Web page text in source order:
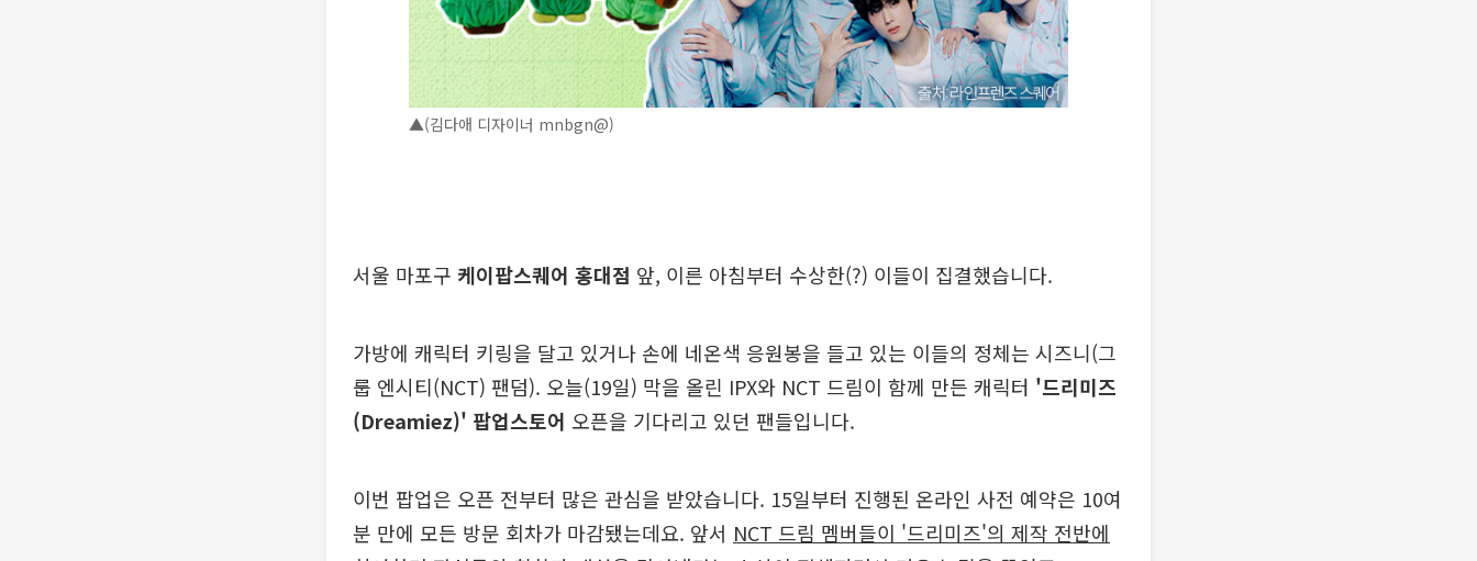
▲(김다애 디자이너 mnbgn@)
서울 마포구 케이팝스퀘어 홍대점 앞, 이른 아침부터 수상한(?) 이들이 집결했습니다.
가방에 캐릭터 키링을 달고 있거나 손에 네온색 응원봉을 들고 있는 이들의 정체는 시즈니(그
룹 엔시티(NCT) 팬덤). 오늘(19일) 막을 올린 IPX와 NCT 드림이 함께 만든 캐릭터 '드리미즈
(Dreamiez)' 팝업스토어 오픈을 기다리고 있던 팬들입니다.
이번 팝업은 오픈 전부터 많은 관심을 받았습니다. 15일부터 진행된 온라인 사전 예약은 10여
분 만에 모든 방문 회차가 마감됐는데요. 앞서 NCT 드림 멤버들이 '드리미즈'의 제작 전반에